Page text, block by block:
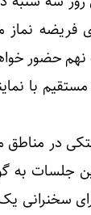
فریضه
با
در مناطق
این جلسات
سخنرانی